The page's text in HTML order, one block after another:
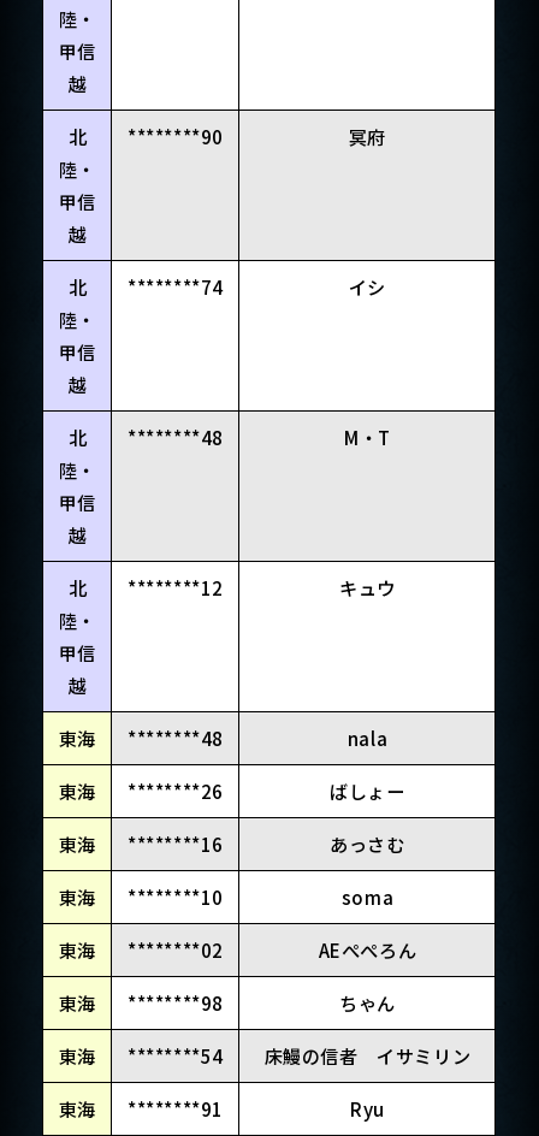
陸・
甲信
越
北
陸・
甲信
越
********90 冥府
北
陸・
甲信
越
********74 イシ
北
陸・
甲信
越
********48 M・T
北
陸・
甲信
越
********12 キュウ
東海 ********48
nala
東海
********26
ばしょー
東海
********16
あっさむ
東海
********10
soma
東海
********02
AEぺぺろん
東海
********98
ちゃん
東海
********54
床鰻の信者 イサミリン
東海
********91 Ryu